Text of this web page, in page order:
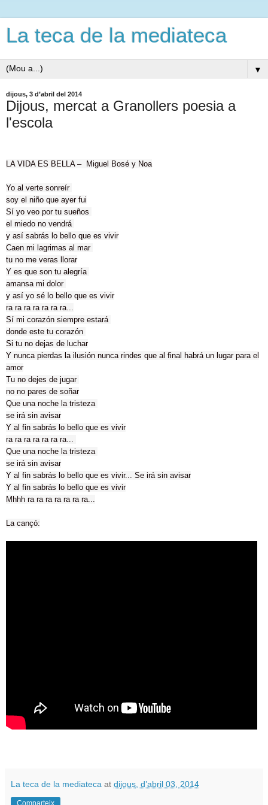
La teca de la mediateca
▼
dijous, 3 d’abril del 2014
Dijous, mercat a Granollers poesia a
l'escola
LA VIDA ES BELLA – Miguel Bosé y Noa
Yo al verte sonreír
soy el niño que ayer fui
Sí yo veo por tu sueños
el miedo no vendrá
y así sabrás lo bello que es vivir
Caen mi lagrimas al mar
tu no me veras llorar
Y es que son tu alegría
amansa mi dolor
y así yo sé lo bello que es vivir
ra ra ra ra ra ra ra...
Sí mi corazón siempre estará
donde este tu corazón
Si tu no dejas de luchar
Y nunca pierdas la ilusión nunca rindes que al final habrá un lugar para el
amor
Tu no dejes de jugar
no no pares de soñar
Que una noche la tristeza
se irá sin avisar
Y al fin sabrás lo bello que es vivir
ra ra ra ra ra ra ra...
Que una noche la tristeza
se irá sin avisar
Y al fin sabrás lo bello que es vivir... Se irá sin avisar
Y al fin sabrás lo bello que es vivir
Mhhh ra ra ra ra ra ra ra...
La cançó:
La teca de la mediateca at dijous, d’abril 03, 2014
Comparteix